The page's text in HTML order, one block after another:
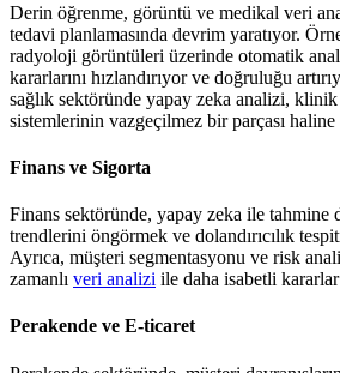
Derin öğrenme, görüntü ve medikal veri
tedavi planlamasında devrim yaratıyor.
radyoloji görüntüleri üzerinde otomatik
kararlarını hızlandırıyor ve doğruluğu
sağlık sektöründe yapay zeka analizi,
sistemlerinin vazgeçilmez bir parçası
Finans ve Sigorta
Finans sektöründe, yapay zeka ile tahmine
trendlerini öngörmek ve dolandırıcılık
Ayrıca, müşteri segmentasyonu ve risk
zamanlı veri analizi ile daha isabetli
Perakende ve E-ticaret